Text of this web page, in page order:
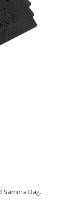
Samma Dag.